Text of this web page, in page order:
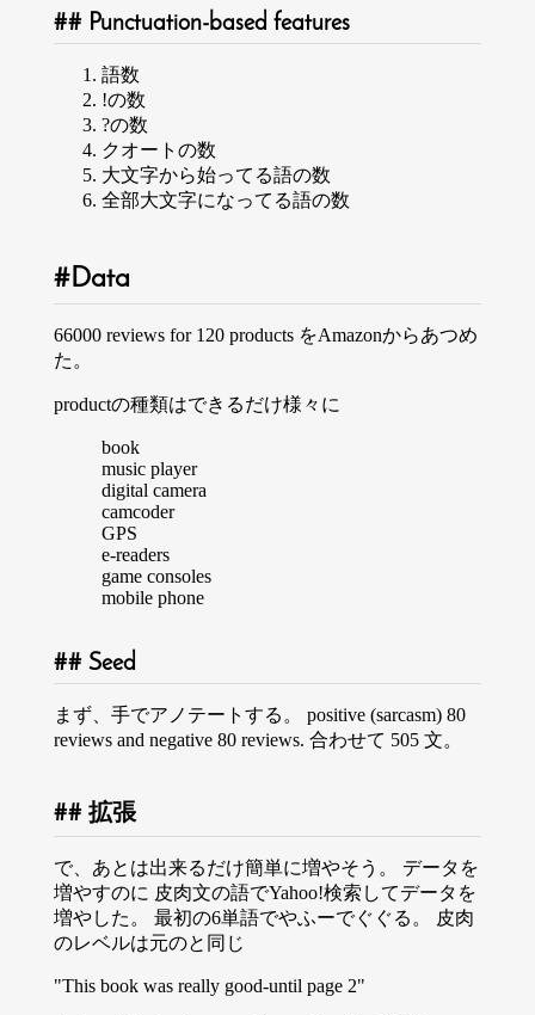
Punctuation-based features
語数
!の数
?の数
クオートの数
大文字から始ってる語の数
全部大文字になってる語の数
Data
66000 reviews for 120 products をAmazonからあつめ
た。
productの種類はできるだけ様々に
book
music player
digital camera
camcoder
GPS
e-readers
game consoles
mobile phone
Seed
まず、手でアノテートする。 positive (sarcasm) 80
reviews and negative 80 reviews. 合わせて 505 文。
拡張
で、あとは出来るだけ簡単に増やそう。 データを
増やすのに 皮肉文の語でYahoo!検索してデータを
増やした。 最初の6単語でやふーでぐぐる。 皮肉
のレベルは元のと同じ
"This book was really good-until page 2"